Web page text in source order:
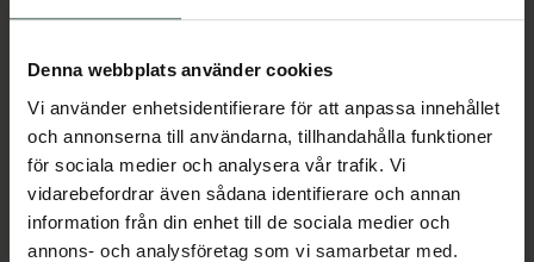
Denna webbplats använder cookies
Vi använder enhetsidentifierare för att anpassa innehållet
och annonserna till användarna, tillhandahålla funktioner
för sociala medier och analysera vår trafik. Vi
vidarebefordrar även sådana identifierare och annan
information från din enhet till de sociala medier och
annons- och analysföretag som vi samarbetar med.
I apotek:275,02 kr
Köp via ditt recept
Aktuella erbjudanden
Beskrivning Dölj